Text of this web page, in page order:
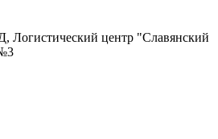
центр "Славянский